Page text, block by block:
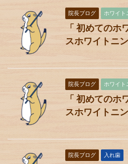
院長ブログ ホワイト
「 初めてのホ
スホワイトニ
院長ブログ ホワイト
「 初めてのホ
スホワイトニ
院長ブログ 入れ歯